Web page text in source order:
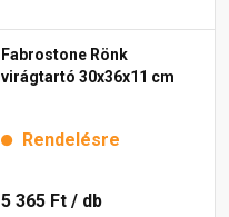
Fabrostone Rönk
virágtartó 30x36x11 cm
Rendelésre
5 365 Ft / db